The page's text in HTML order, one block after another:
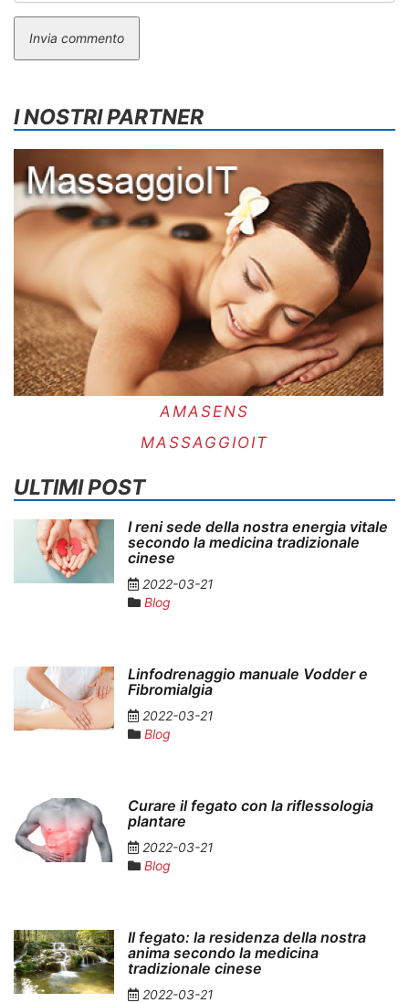
Invia commento
I NOSTRI PARTNER
AMASENS
MASSAGGIOIT
ULTIMI POST
I reni sede della nostra energia vitale
secondo la medicina tradizionale
cinese
2022-03-21
Blog
Linfodrenaggio manuale Vodder e
Fibromialgia
2022-03-21
Blog
Curare il fegato con la riflessologia
plantare
2022-03-21
Blog
Il fegato: la residenza della nostra
anima secondo la medicina
tradizionale cinese
2022-03-21